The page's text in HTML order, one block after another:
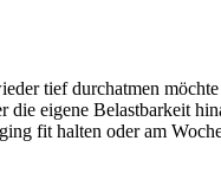
tief durchatmen
die eigene Belastbarkeit
fit halten oder am